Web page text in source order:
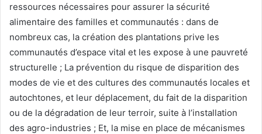
ressources nécessaires pour assurer la sécurité
alimentaire des familles et communautés : dans de
nombreux cas, la création des plantations prive les
communautés d’espace vital et les expose à une pauvreté
structurelle ; La prévention du risque de disparition des
modes de vie et des cultures des communautés locales et
autochtones, et leur déplacement, du fait de la disparition
ou de la dégradation de leur terroir, suite à l’installation
des agro-industries ; Et, la mise en place de mécanismes